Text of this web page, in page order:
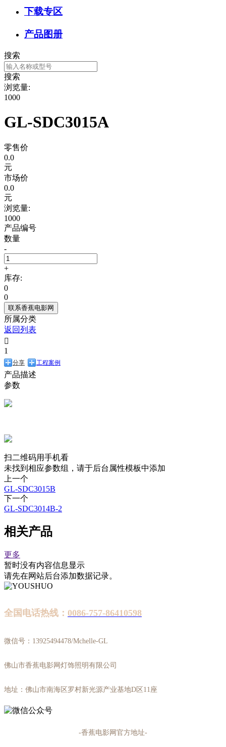
下载专区
产品图册
搜索
搜索
浏览量:
1000
GL-SDC3015A
零售价
0.0
元
市场价
0.0
元
浏览量:
1000
产品编号
数量
-
+
库存:
0
0
联系香蕉电影网
所属分类
返回列表

1
分享 工程案例
产品描述
参数
扫二维码用手机看
未找到相应参数组，请于后台属性模板中添加
上一个
GL-SDC3015B
下一个
GL-SDC3014B-2
相关产品
更多
暂时没有内容信息显示
请先在网站后台添加数据记录。
全国电话热线： 0086-757-86410598
微信号：13925494478/Mchelle-GL
佛山市香蕉电影网灯饰照明有限公司
地址：佛山市南海区罗村新光源产业基地D区11座
-香蕉电影网官方地址-